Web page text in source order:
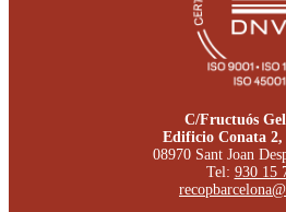
C/Fructuós
Edificio Conata 2,
08970 Sant Joan
Tel: 930 15